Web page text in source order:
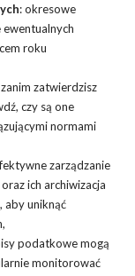
: okresowe
roku
zanim zatwierdzisz
czy są one
normami
zarządzanie
ich archiwizacja
aby uniknąć
podatkowe mogą
monitorować